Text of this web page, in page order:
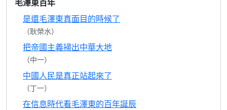
毛澤東百年
是還毛澤東真面目的時候了
（耿榮水）
把帝國主義掃出中華大地
（中一）
中國人民是真正站起來了
（丁一）
在信息時代看毛澤東的百年誕辰